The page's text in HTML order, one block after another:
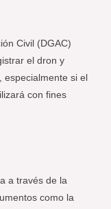
Civil (DGAC)
el dron y
si el
con fines
a través de la
como la